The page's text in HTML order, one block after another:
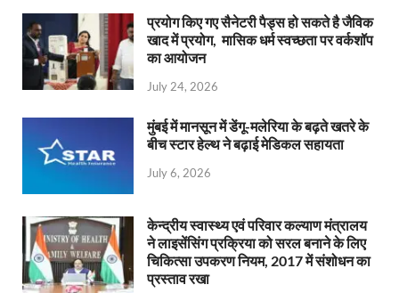
प्रयोग किए गए सैनेटरी पैड्स हो सकते है जैविक
खाद में प्रयोग, मासिक धर्म स्वच्छता पर वर्कशॉप
का आयोजन
July 24, 2026
मुंबई में मानसून में डेंगू-मलेरिया के बढ़ते खतरे के
बीच स्टार हेल्थ ने बढ़ाई मेडिकल सहायता
July 6, 2026
केन्‍द्रीय स्वास्थ्य एवं परिवार कल्याण मंत्रालय
ने लाइसेंसिंग प्रक्रिया को सरल बनाने के लिए
चिकित्सा उपकरण नियम, 2017 में संशोधन का
प्रस्ताव रखा